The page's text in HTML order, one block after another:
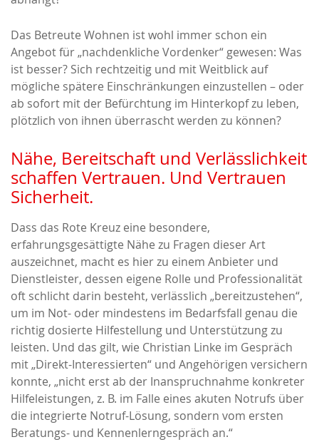
Das Betreute Wohnen ist wohl immer schon ein
Angebot für „nachdenkliche Vordenker“ gewesen: Was
ist besser? Sich rechtzeitig und mit Weitblick auf
mögliche spätere Einschränkungen einzustellen – oder
ab sofort mit der Befürchtung im Hinterkopf zu leben,
plötzlich von ihnen überrascht werden zu können?
Nähe, Bereitschaft und Verlässlichkeit
schaffen Vertrauen. Und Vertrauen
Sicherheit.
Dass das Rote Kreuz eine besondere,
erfahrungsgesättigte Nähe zu Fragen dieser Art
auszeichnet, macht es hier zu einem Anbieter und
Dienstleister, dessen eigene Rolle und Professionalität
oft schlicht darin besteht, verlässlich „bereitzustehen“,
um im Not- oder mindestens im Bedarfsfall genau die
richtig dosierte Hilfestellung und Unterstützung zu
leisten. Und das gilt, wie Christian Linke im Gespräch
mit „Direkt-Interessierten“ und Angehörigen versichern
konnte, „nicht erst ab der Inanspruchnahme konkreter
Hilfeleistungen, z. B. im Falle eines akuten Notrufs über
die integrierte Notruf-Lösung, sondern vom ersten
Beratungs- und Kennenlerngespräch an.“